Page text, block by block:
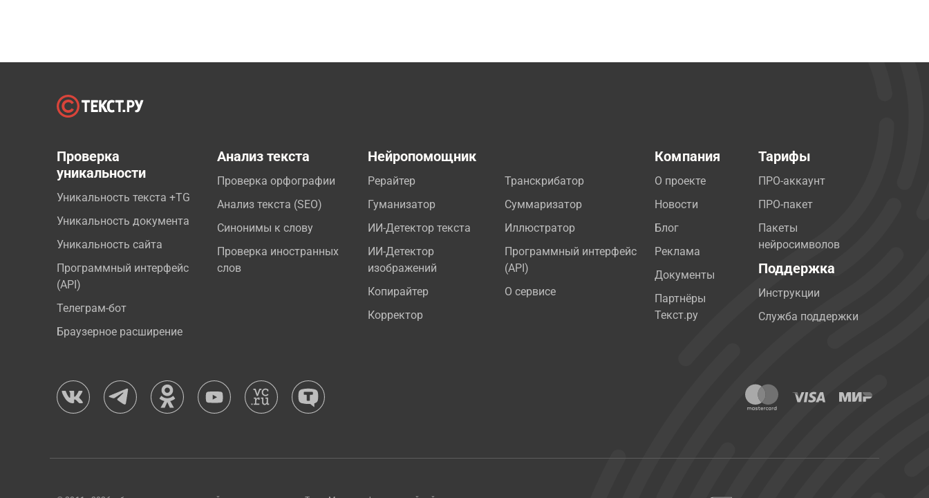
Проверка
уникальности
Уникальность текста +TG
Уникальность документа
Уникальность сайта
Программный интерфейс
(API)
Телеграм-бот
Браузерное расширение
Анализ текста
Проверка орфографии
Анализ текста (SEO)
Синонимы к слову
Проверка иностранных
слов
Нейропомощник
Рерайтер
Гуманизатор
ИИ-Детектор текста
ИИ-Детектор
изображений
Копирайтер
Корректор
Транскрибатор
Суммаризатор
Иллюстратор
Программный интерфейс
(API)
О сервисе
Компания
О проекте
Новости
Блог
Реклама
Документы
Партнёры
Текст.ру
Тарифы
ПРО-аккаунт
ПРО-пакет
Пакеты
нейросимволов
Поддержка
Инструкции
Служба поддержки